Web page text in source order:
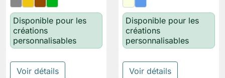
Disponible pour les
créations
personnalisables
Voir détails
Disponible pour les
créations
personnalisables
Voir détails